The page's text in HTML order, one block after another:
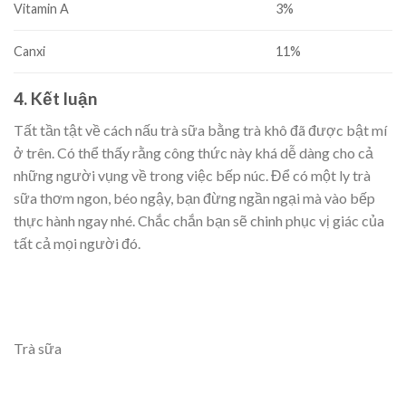
Vitamin A 3%
Canxi 11%
4. Kết luận
Tất tần tật về cách nấu trà sữa bằng trà khô đã được bật mí
ở trên. Có thể thấy rằng công thức này khá dễ dàng cho cả
những người vụng về trong việc bếp núc. Để có một ly trà
sữa thơm ngon, béo ngậy, bạn đừng ngần ngại mà vào bếp
thực hành ngay nhé. Chắc chắn bạn sẽ chinh phục vị giác của
tất cả mọi người đó.
Trà sữa